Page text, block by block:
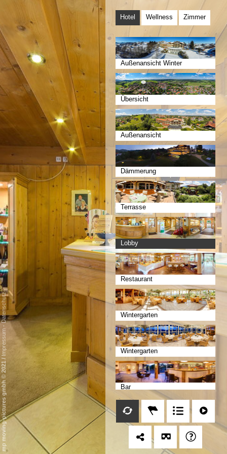
Hotel Wellness Zimmer
Außenansicht Winter
Übersicht
Außenansicht
Dämmerung
Terrasse
Lobby
Restaurant
Wintergarten
Wintergarten
Bar
Bar Lounge
mp moving-pictures gmbh © 2021
/
Impressum
-
Datenschutz